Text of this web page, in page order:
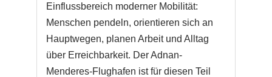
Einflussbereich moderner Mobilität:
Menschen pendeln, orientieren sich an
Hauptwegen, planen Arbeit und Alltag
über Erreichbarkeit. Der Adnan-
Menderes-Flughafen ist für diesen Teil